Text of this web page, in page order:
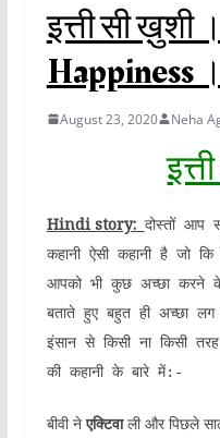
इत्ती सी
Happiness
August 23, 2020 Neha
Hindi story: दोस्तों आप
कहानी ऐसी कहानी है जो
आपको भी कुछ अच्छा करने
बताते हुए बहुत ही अच्छा
इंसान से किसी ना किसी
की कहानी के बारे में:-
बीवी नेएक्टिवाली और पिछले